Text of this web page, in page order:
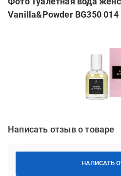
Vanilla&Powder BG350
Написать отзыв о товаре
НАПИСАТЬ